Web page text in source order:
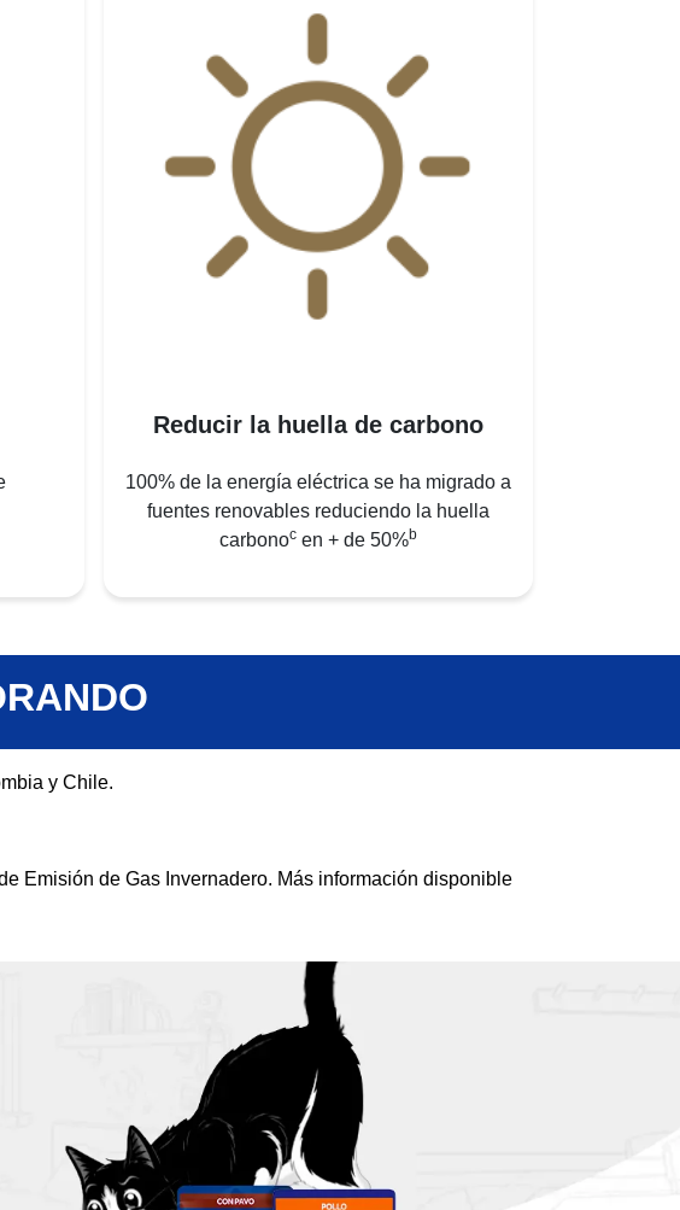
Reducir la huella de carbono
100% de la energía eléctrica se ha migrado a
fuentes renovables reduciendo la huella
carbonoc en + de 50%b
y Chile.
Emisión de Gas Invernadero. Más información disponible